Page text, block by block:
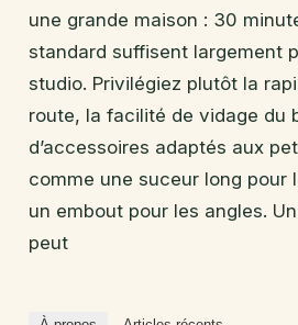
une grande maison : 30
standard suffisent largement
studio. Privilégiez plutôt la
route, la facilité de vidage du
d’accessoires adaptés aux
comme une suceur long pour
un embout pour les angles.
peut